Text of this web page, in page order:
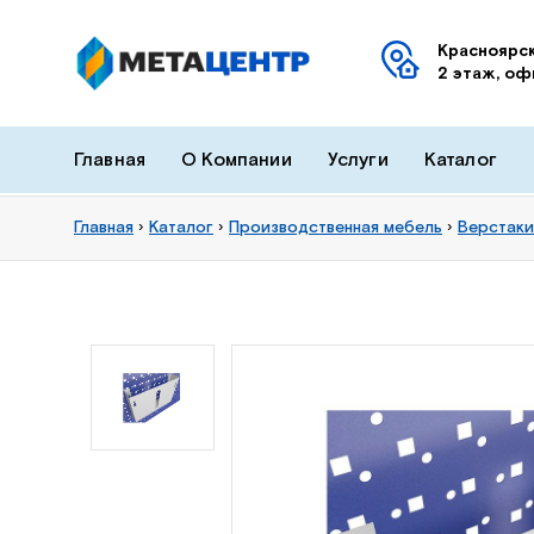
2 этаж,
Главная О Компании Услуги Каталог
Главная › Каталог › Производственная мебель › Верстаки